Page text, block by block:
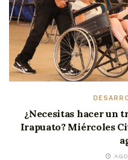
¿Necesitas hacer un
Irapuato? Miércoles